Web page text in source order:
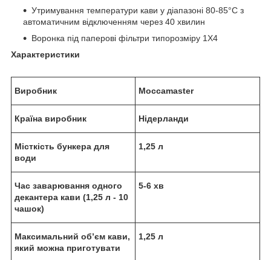
Утримування температури кави у діапазоні 80-85°C з
автоматичним відключенням через 40 хвилин
Воронка під паперові фільтри типорозміру 1Х4
Характеристики
Виробник Moccamaster
Країна виробник Нідерланди
Місткість бункера для
води
1,25 л
Час заварювання одного
декантера кави (1,25 л - 10
чашок)
5-6 хв
Максимальний об’єм кави,
який можна приготувати
1,25 л